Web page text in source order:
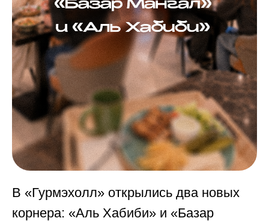
В «Гурмэхолл» открылись два новых
корнера: «Аль Хабиби» и «Базар